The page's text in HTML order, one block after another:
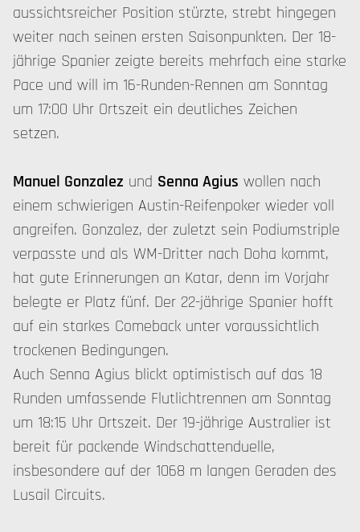
aussichtsreicher Position stürzte, strebt hingegen
weiter nach seinen ersten Saisonpunkten. Der 18-
jährige Spanier zeigte bereits mehrfach eine starke
Pace und will im 16-Runden-Rennen am Sonntag
um 17:00 Uhr Ortszeit ein deutliches Zeichen
setzen.
Manuel Gonzalez und Senna Agius wollen nach
einem schwierigen Austin-Reifenpoker wieder voll
angreifen. Gonzalez, der zuletzt sein Podiumstriple
verpasste und als WM-Dritter nach Doha kommt,
hat gute Erinnerungen an Katar, denn im Vorjahr
belegte er Platz fünf. Der 22-jährige Spanier hofft
auf ein starkes Comeback unter voraussichtlich
trockenen Bedingungen.
Auch Senna Agius blickt optimistisch auf das 18
Runden umfassende Flutlichtrennen am Sonntag
um 18:15 Uhr Ortszeit. Der 19-jährige Australier ist
bereit für packende Windschattenduelle,
insbesondere auf der 1068 m langen Geraden des
Lusail Circuits.